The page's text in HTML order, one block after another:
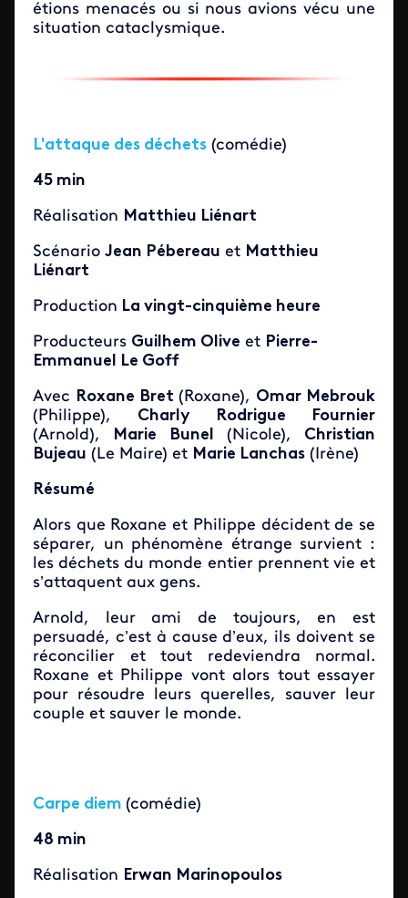
étions menacés ou si nous avions vécu une
situation cataclysmique.
L'attaque des déchets (comédie)
45 min
Réalisation Matthieu Liénart
Scénario Jean Pébereau et Matthieu
Liénart
Production La vingt-cinquième heure
Producteurs Guilhem Olive et Pierre-
Emmanuel Le Goff
Avec Roxane Bret (Roxane), Omar Mebrouk
(Philippe), Charly Rodrigue Fournier
(Arnold),
Marie Bunel (Nicole), Christian
Bujeau (Le Maire) et Marie Lanchas (Irène)
Résumé
Alors que Roxane et Philippe décident de se
séparer, un phénomène étrange survient :
les déchets du monde entier prennent vie et
s’attaquent aux gens.
Arnold, leur ami de toujours, en est
persuadé, c’est à cause d’eux, ils doivent se
réconcilier et tout redeviendra normal.
Roxane et Philippe vont alors tout essayer
pour résoudre leurs querelles, sauver leur
couple et sauver le monde.
Carpe diem (comédie)
48 min
Réalisation Erwan Marinopoulos